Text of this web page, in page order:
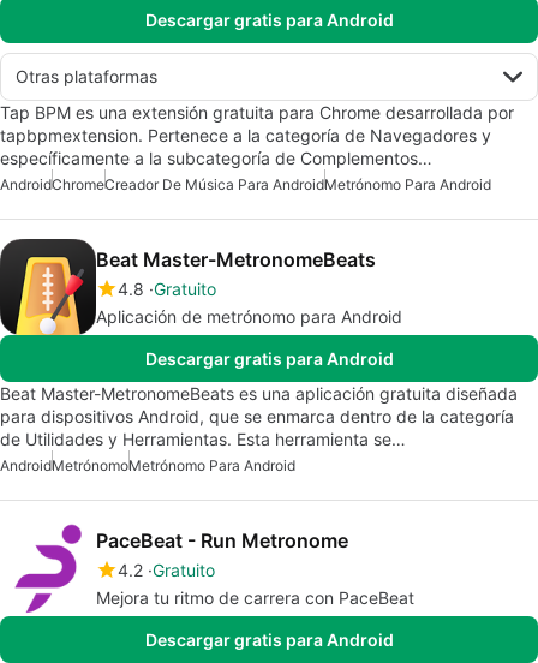
Descargar gratis para Android
Otras plataformas
Tap BPM es una extensión gratuita para Chrome desarrollada por
tapbpmextension. Pertenece a la categoría de Navegadores y
específicamente a la subcategoría de Complementos…
AndroidChromeCreador De Música Para AndroidMetrónomo Para Android
Beat Master-MetronomeBeats
4.8 Gratuito
Aplicación de metrónomo para Android
Descargar gratis para Android
Beat Master-MetronomeBeats es una aplicación gratuita diseñada
para dispositivos Android, que se enmarca dentro de la categoría
de Utilidades y Herramientas. Esta herramienta se…
AndroidMetrónomoMetrónomo Para Android
PaceBeat - Run Metronome
4.2 Gratuito
Mejora tu ritmo de carrera con PaceBeat
Descargar gratis para Android